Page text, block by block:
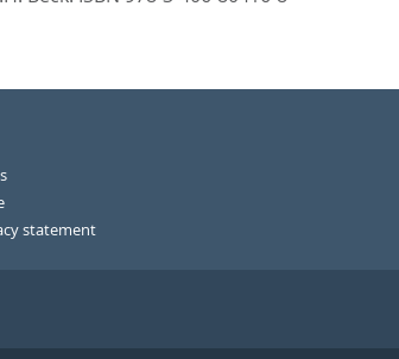
statement